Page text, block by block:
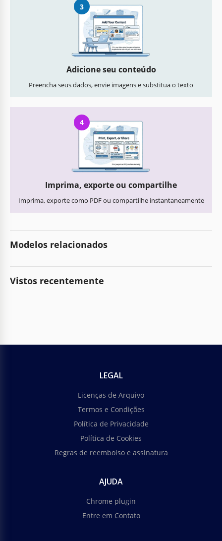
3
Adicione seu conteúdo
Preencha seus dados, envie imagens e substitua o texto
4
Imprima, exporte ou compartilhe
Imprima, exporte como PDF ou compartilhe instantaneamente
Modelos relacionados
Vistos recentemente
LEGAL
Licenças de Arquivo
Termos e Condições
Política de Privacidade
Política de Cookies
Regras de reembolso e assinatura
AJUDA
Chrome plugin
Entre em Contato